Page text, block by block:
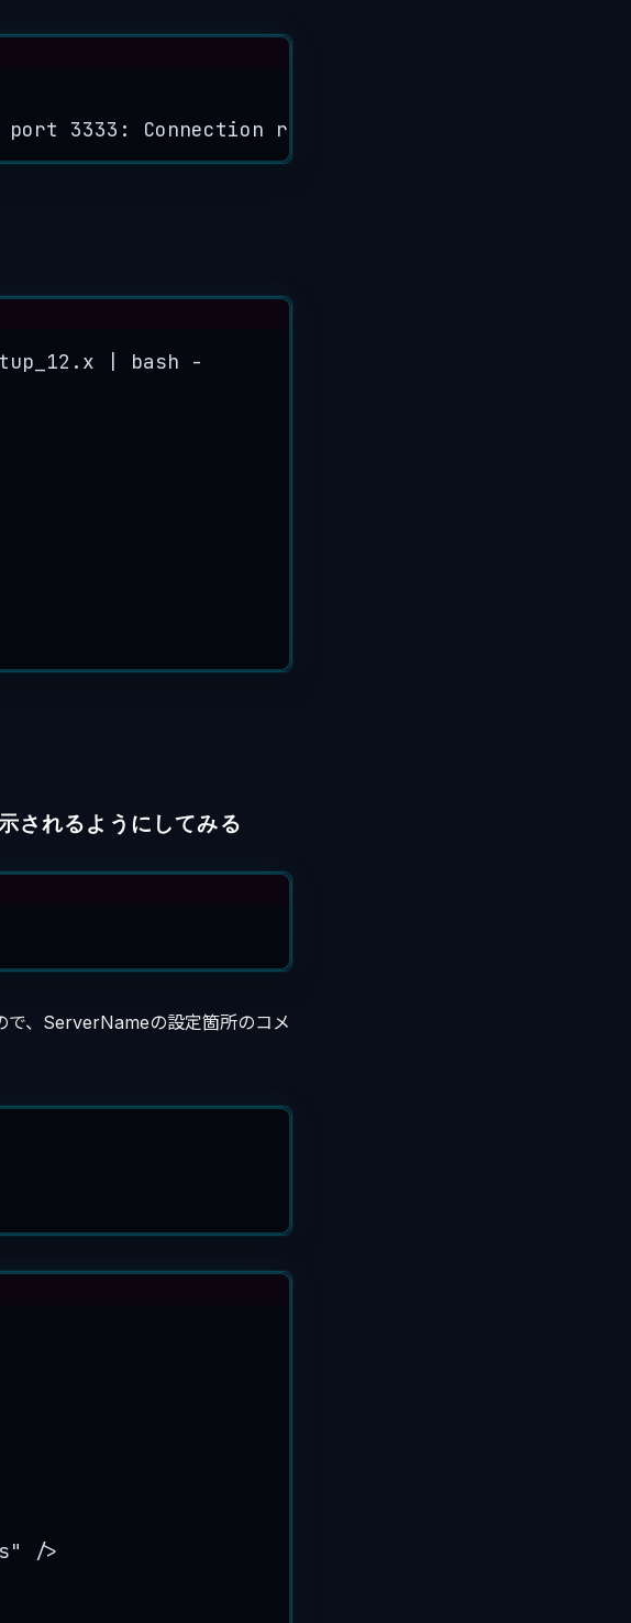
3333: Connection refused
bash
-
れるようにしてみる
で、ServerNameの設定箇所のコメ
"
/>